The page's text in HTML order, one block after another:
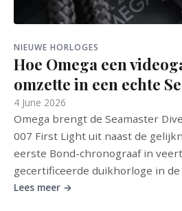
NIEUWE HORLOGES
Hoe Omega een
omzette in een echte
4 June 2026
Omega brengt de Seamaster
007 First Light uit naast de
eerste Bond-chronograaf in
gecertificeerde duikhorloge in
Lees meer →